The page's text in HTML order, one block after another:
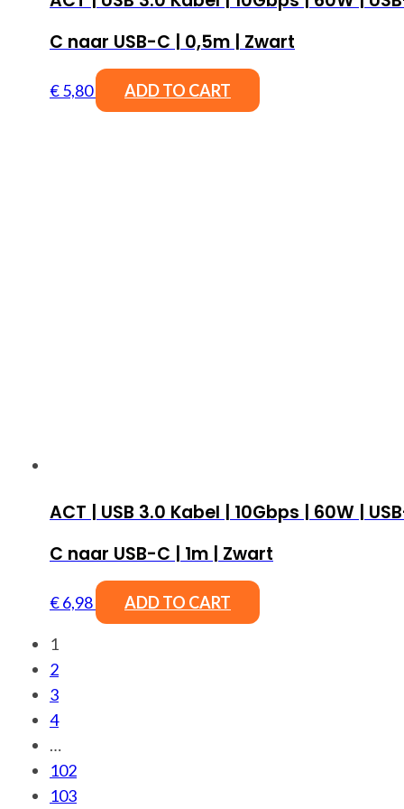
C naar USB-C | 0,5m | Zwart
€5,80 ADD TO CART
ACT | USB 3.0 Kabel | 10Gbps | 60W |
C naar USB-C | 1m | Zwart
€6,98 ADD TO CART
1
2
3
4
…
102
103